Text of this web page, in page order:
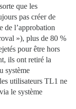
que les
pas créer de
de l’approbation
»), plus de 80 %
pour être hors
ils ont retiré la
système
utilisateurs TL1 ne
le système